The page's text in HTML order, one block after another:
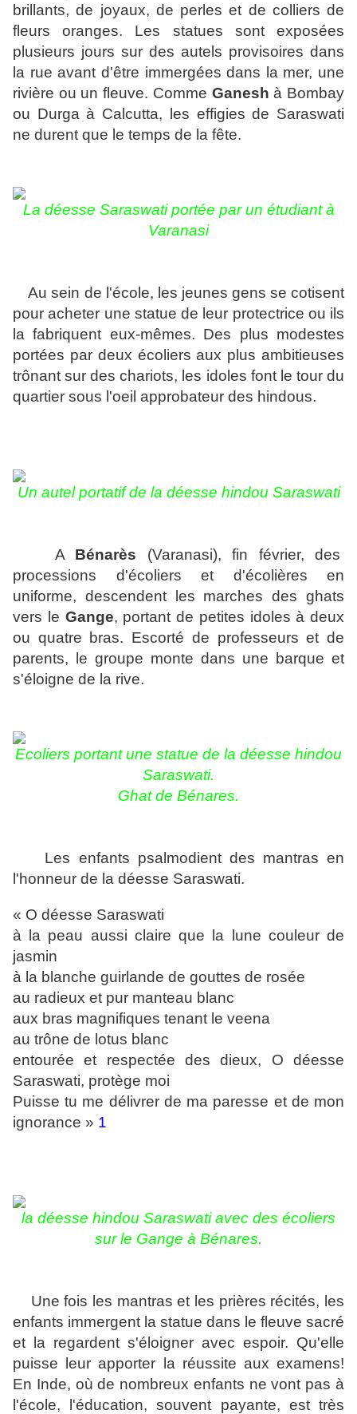
brillants, de joyaux, de perles et de colliers de
fleurs oranges. Les statues sont exposées
plusieurs jours sur des autels provisoires dans
la rue avant d'être immergées dans la mer, une
rivière ou un fleuve. Comme Ganesh à Bombay
ou Durga à Calcutta, les effigies de Saraswati
ne durent que le temps de la fête.
La déesse Saraswati portée par un étudiant à
Varanasi
Au sein de l'école, les jeunes gens se cotisent
pour acheter une statue de leur protectrice ou ils
la fabriquent eux-mêmes. Des plus modestes
portées par deux écoliers aux plus ambitieuses
trônant sur des chariots, les idoles font le tour du
quartier sous l'oeil approbateur des hindous.
Un autel portatif de la déesse hindou Saraswati
A Bénarès (Varanasi), fin février, des
processions d'écoliers et d'écolières en
uniforme, descendent les marches des ghats
vers le Gange, portant de petites idoles à deux
ou quatre bras. Escorté de professeurs et de
parents, le groupe monte dans une barque et
s'éloigne de la rive.
Ecoliers portant une statue de la déesse hindou
Saraswati.
Ghat de Bénares.
Les enfants psalmodient des mantras en
l'honneur de la déesse Saraswati.
« O déesse Saraswati
à la peau aussi claire que la lune couleur de
jasmin
à la blanche guirlande de gouttes de rosée
au radieux et pur manteau blanc
aux bras magnifiques tenant le veena
au trône de lotus blanc
entourée et respectée des dieux, O déesse
Saraswati, protège moi
Puisse tu me délivrer de ma paresse et de mon
ignorance » 1
la déesse hindou Saraswati avec des écoliers
sur le Gange à Bénares.
Une fois les mantras et les prières récités, les
enfants immergent la statue dans le fleuve sacré
et la regardent s'éloigner avec espoir. Qu'elle
puisse leur apporter la réussite aux examens!
En Inde, où de nombreux enfants ne vont pas à
l'école, l'éducation, souvent payante, est très